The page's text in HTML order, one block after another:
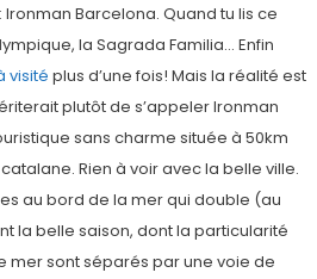
Barcelona. Quand tu lis ce
la Sagrada Familia… Enfin
visité plus d’une fois! Mais la réalité est
plutôt de s’appeler Ironman
sans charme située à 50km
Rien à voir avec la belle ville.
au bord de la mer qui double (au
la belle saison, dont la particularité
mer sont séparés par une voie de